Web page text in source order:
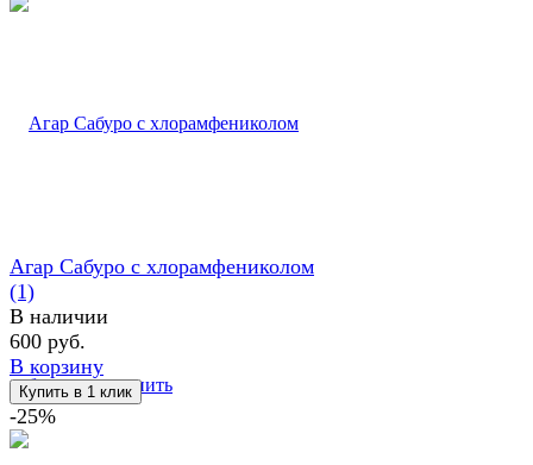
избранное сравнить
Агар Сабуро с хлорамфениколом
(1)
В наличии
600 руб.
В корзину
-25%